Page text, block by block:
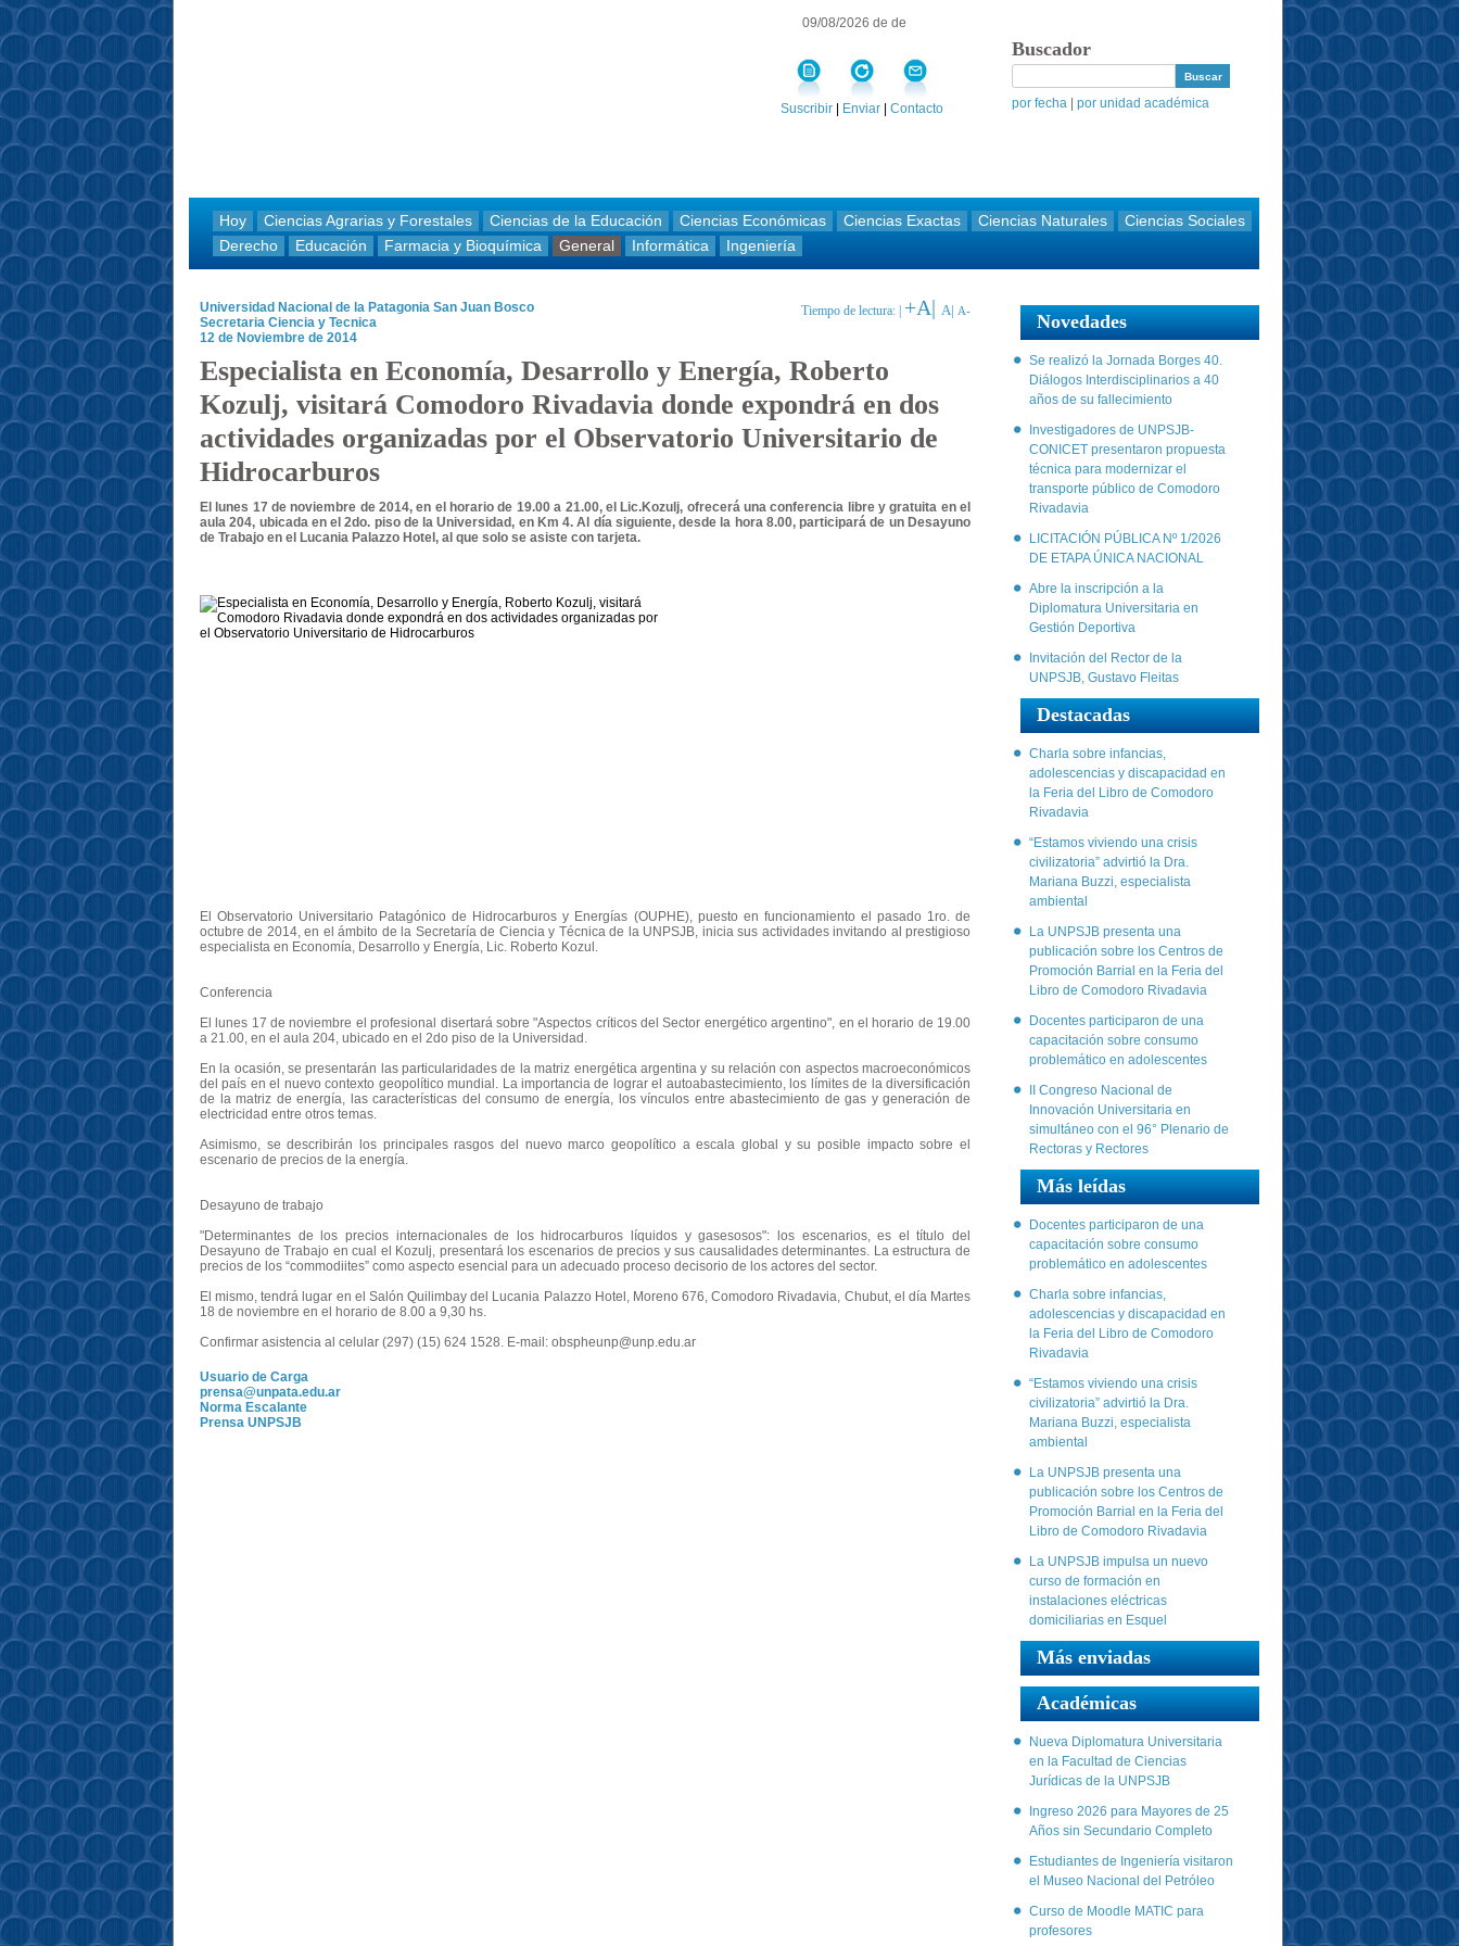
09/08/2026 de de
Suscribir Enviar Contacto
Buscador
por fecha por unidad académica
Hoy Ciencias Agrarias y Forestales Ciencias de la Educación Ciencias Económicas Ciencias Exactas Ciencias Naturales
Ciencias Sociales
Derecho
Educación Farmacia y Bioquímica General Informática Ingeniería
Tiempo de lectura: | +A| A| A-
Universidad Nacional de la Patagonia San Juan Bosco
Secretaria Ciencia y Tecnica
12 de Noviembre de 2014
Especialista en Economía, Desarrollo y Energía, Roberto
Kozulj, visitará Comodoro Rivadavia donde expondrá en dos
actividades organizadas por el Observatorio Universitario de
Hidrocarburos
El lunes 17 de noviembre de 2014, en el horario de 19.00 a 21.00, el Lic.Kozulj, ofrecerá una conferencia libre y gratuita en el
aula 204, ubicada en el 2do. piso de la Universidad, en Km 4. Al día siguiente, desde la hora 8.00, participará de un Desayuno
de Trabajo en el Lucania Palazzo Hotel, al que solo se asiste con tarjeta.
El Observatorio Universitario Patagónico de Hidrocarburos y Energías (OUPHE), puesto en funcionamiento el pasado 1ro. de
octubre de 2014, en el ámbito de la Secretaría de Ciencia y Técnica de la UNPSJB, inicia sus actividades invitando al prestigioso
especialista en Economía, Desarrollo y Energía, Lic. Roberto Kozul.
Conferencia
El lunes 17 de noviembre el profesional disertará sobre "Aspectos críticos del Sector energético argentino", en el horario de 19.00
a 21.00, en el aula 204, ubicado en el 2do piso de la Universidad.
En la ocasión, se presentarán las particularidades de la matriz energética argentina y su relación con aspectos macroeconómicos
del país en el nuevo contexto geopolítico mundial. La importancia de lograr el autoabastecimiento, los límites de la diversificación
de la matriz de energía, las características del consumo de energía, los vínculos entre abastecimiento de gas y generación de
electricidad entre otros temas.
Asimismo, se describirán los principales rasgos del nuevo marco geopolítico a escala global y su posible impacto sobre el
escenario de precios de la energía.
Desayuno de trabajo
"Determinantes de los precios internacionales de los hidrocarburos líquidos y gasesosos": los escenarios, es el título del
Desayuno de Trabajo en cual el Kozulj, presentará los escenarios de precios y sus causalidades determinantes. La estructura de
precios de los “commodiites” como aspecto esencial para un adecuado proceso decisorio de los actores del sector.
El mismo, tendrá lugar en el Salón Quilimbay del Lucania Palazzo Hotel, Moreno 676, Comodoro Rivadavia, Chubut, el día Martes
18 de noviembre en el horario de 8.00 a 9,30 hs.
Confirmar asistencia al celular (297) (15) 624 1528. E-mail: obspheunp@unp.edu.ar
Usuario de Carga
prensa@unpata.edu.ar
Norma Escalante
Prensa UNPSJB
Novedades
Se realizó la Jornada Borges 40.
Diálogos Interdisciplinarios a 40
años de su fallecimiento
Investigadores de UNPSJB-
CONICET presentaron propuesta
técnica para modernizar el
transporte público de Comodoro
Rivadavia
LICITACIÓN PÚBLICA Nº 1/2026
DE ETAPA ÚNICA NACIONAL
Abre la inscripción a la
Diplomatura Universitaria en
Gestión Deportiva
Invitación del Rector de la
UNPSJB, Gustavo Fleitas
Destacadas
Charla sobre infancias,
adolescencias y discapacidad en
la Feria del Libro de Comodoro
Rivadavia
“Estamos viviendo una crisis
civilizatoria” advirtió la Dra.
Mariana Buzzi, especialista
ambiental
La UNPSJB presenta una
publicación sobre los Centros de
Promoción Barrial en la Feria del
Libro de Comodoro Rivadavia
Docentes participaron de una
capacitación sobre consumo
problemático en adolescentes
II Congreso Nacional de
Innovación Universitaria en
simultáneo con el 96° Plenario de
Rectoras y Rectores
Más leídas
Docentes participaron de una
capacitación sobre consumo
problemático en adolescentes
Charla sobre infancias,
adolescencias y discapacidad en
la Feria del Libro de Comodoro
Rivadavia
“Estamos viviendo una crisis
civilizatoria” advirtió la Dra.
Mariana Buzzi, especialista
ambiental
La UNPSJB presenta una
publicación sobre los Centros de
Promoción Barrial en la Feria del
Libro de Comodoro Rivadavia
La UNPSJB impulsa un nuevo
curso de formación en
instalaciones eléctricas
domiciliarias en Esquel
Más enviadas
Académicas
Nueva Diplomatura Universitaria
en la Facultad de Ciencias
Jurídicas de la UNPSJB
Ingreso 2026 para Mayores de 25
Años sin Secundario Completo
Estudiantes de Ingeniería visitaron
el Museo Nacional del Petróleo
Curso de Moodle MATIC para
profesores